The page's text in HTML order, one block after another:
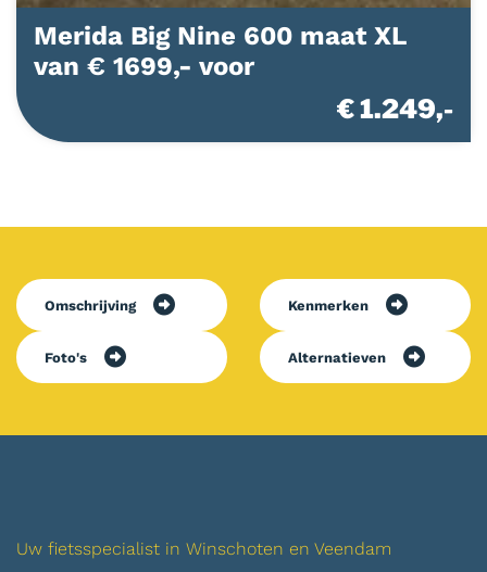
Merida Big Nine 600 maat XL
van € 1699,- voor
€ 1.249,-
Omschrijving Kenmerken
Foto's Alternatieven
Uw fietsspecialist in Winschoten en Veendam